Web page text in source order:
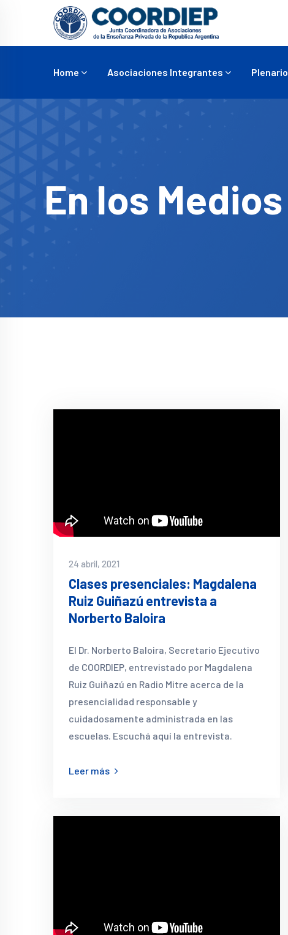
Home Asociaciones Integrantes Plenario
En los Medios
24 abril, 2021
Clases presenciales: Magdalena
Ruiz Guiñazú entrevista a
Norberto Baloira
El Dr. Norberto Baloira, Secretario Ejecutivo
de COORDIEP, entrevistado por Magdalena
Ruiz Guiñazú en Radio Mitre acerca de la
presencialidad responsable y
cuidadosamente administrada en las
escuelas. Escuchá aquí la entrevista.
Leer más